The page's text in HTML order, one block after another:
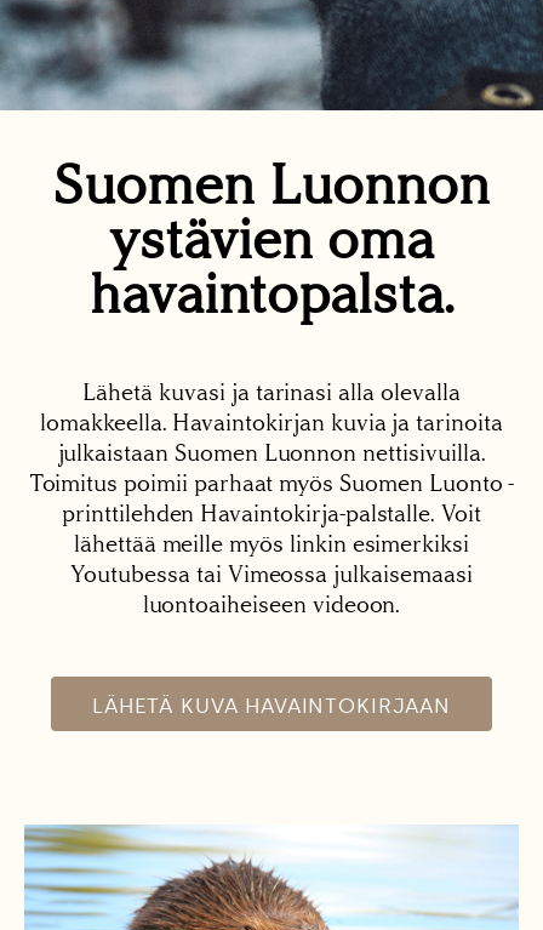
Suomen Luonnon
ystävien oma
havaintopalsta.
Lähetä kuvasi ja tarinasi alla olevalla
lomakkeella. Havaintokirjan kuvia ja tarinoita
julkaistaan Suomen Luonnon nettisivuilla.
Toimitus poimii parhaat myös Suomen Luonto -
printtilehden Havaintokirja-palstalle. Voit
lähettää meille myös linkin esimerkiksi
Youtubessa tai Vimeossa julkaisemaasi
luontoaiheiseen videoon.
LÄHETÄ KUVA HAVAINTOKIRJAAN